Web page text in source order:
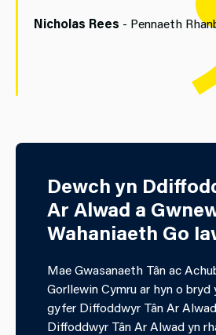
Nicholas Rees - Pennaeth
Dewch yn
Ar Alwad a
Wahaniaeth Go
Mae Gwasanaeth Tân ac
Gorllewin Cymru ar hyn o
gyfer Diffoddwyr Tân Ar
Diffoddwyr Tân Ar Alwad yn